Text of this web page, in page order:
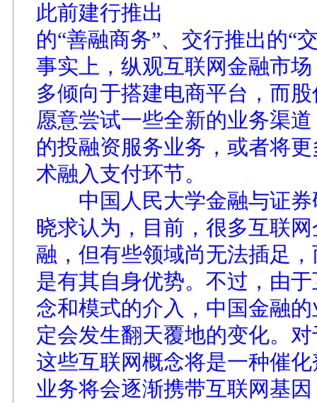
此前建行推出
的“善融商务”、交行推出的“
事实上，纵观互联网金融市
多倾向于搭建电商平台，而
愿意尝试一些全新的业务渠道
的投融资服务业务，或者将
术融入支付环节。
中国人民大学金融与证券
晓求认为，目前，很多互联
融，但有些领域尚无法插足
是有其自身优势。不过，由
念和模式的介入，中国金融
定会发生翻天覆地的变化。
这些互联网概念将是一种催
业务将会逐渐携带互联网基